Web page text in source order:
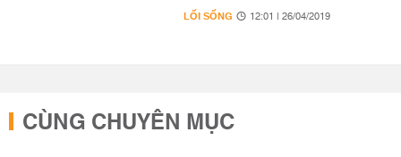
LỐI SỐNG 12:01 | 26/04/2019
CÙNG CHUYÊN MỤC